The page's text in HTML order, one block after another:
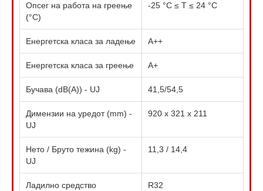
Опсег на работа на греење
(°C)
-25 °C ≤ T ≤ 24 °C
Енергетска класа за ладење А++
Енергетска класа за греење А+
Бучава (dB(A)) - UJ 41,5/54,5
Димензии на уредот (mm) -
UJ
920 x 321 x 211
Нето / Бруто тежина (kg) -
UJ
11,3 / 14,4
Ладилно средство R32